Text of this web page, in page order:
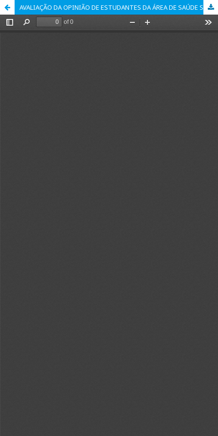
AVALIAÇÃO DA OPINIÃO DE ESTUDANTES DA ÁREA DE SAÚDE SOBRE A ATUAÇÃO DO CIRURGIÃO-DENTISTA NA HARMONIZAÇÃO OROFACIAL